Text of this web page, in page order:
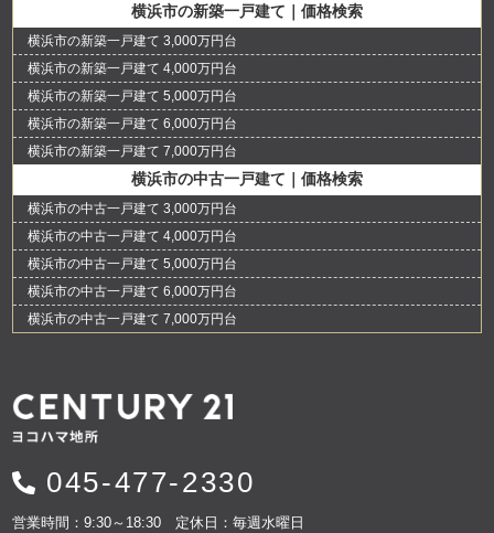
横浜市の新築一戸建て｜価格検索
横浜市の新築一戸建て 3,000万円台
横浜市の新築一戸建て 4,000万円台
横浜市の新築一戸建て 5,000万円台
横浜市の新築一戸建て 6,000万円台
横浜市の新築一戸建て 7,000万円台
横浜市の中古一戸建て｜価格検索
横浜市の中古一戸建て 3,000万円台
横浜市の中古一戸建て 4,000万円台
横浜市の中古一戸建て 5,000万円台
横浜市の中古一戸建て 6,000万円台
横浜市の中古一戸建て 7,000万円台
045-477-2330
営業時間：9:30～18:30 定休日：毎週水曜日